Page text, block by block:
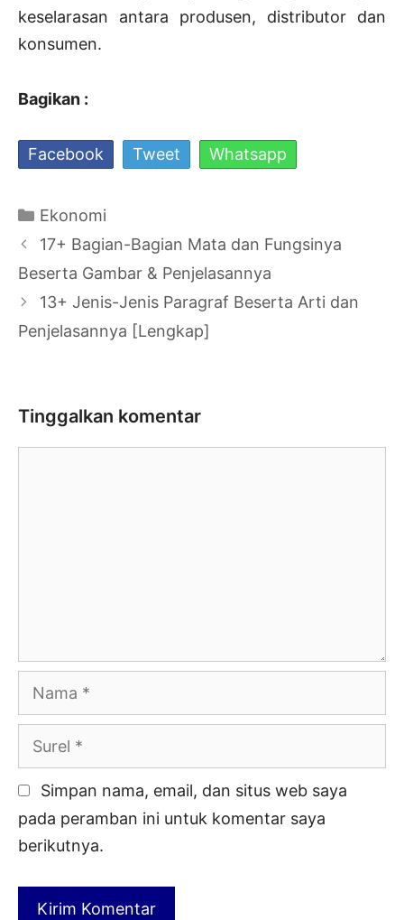
keselarasan antara produsen, distributor dan
konsumen.
Bagikan :
Facebook Tweet Whatsapp
Kategori
Ekonomi
Navigasi
Tulisan
17+ Bagian-Bagian Mata dan Fungsinya
Beserta Gambar & Penjelasannya
13+ Jenis-Jenis Paragraf Beserta Arti dan
Penjelasannya [Lengkap]
Tinggalkan komentar
Nama
Surel
Simpan nama, email, dan situs web saya
pada peramban ini untuk komentar saya
berikutnya.